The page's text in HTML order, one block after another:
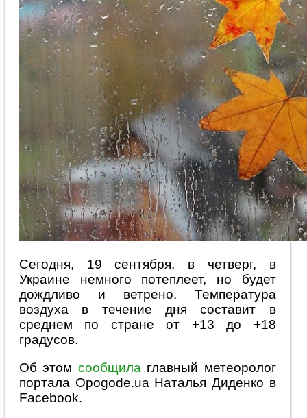
Сегодня, 19 сентября, в четверг, в
Украине немного потеплеет, но будет
дождливо и ветрено. Температура
воздуха в течение дня составит в
среднем по стране от +13 до +18
градусов.
Об этом сообщила главный метеоролог
портала Оpogode.ua Наталья Диденко в
Facebook.